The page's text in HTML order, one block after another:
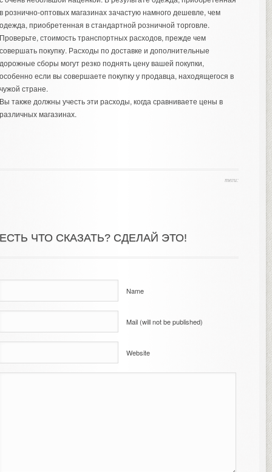
рознично-оптовых магазинах зачастую намного дешевле, чем
приобретенная в стандартной розничной торговле.
стоимость транспортных расходов, прежде чем
покупку. Расходы по доставке и дополнительные
сборы могут резко поднять цену вашей покупки,
если вы совершаете покупку у продавца, находящегося в
стране.
также должны учесть эти расходы, когда сравниваете цены в
магазинах.
теги:
ЧТО СКАЗАТЬ? СДЕЛАЙ ЭТО!
Name
Mail (will not be published)
Website